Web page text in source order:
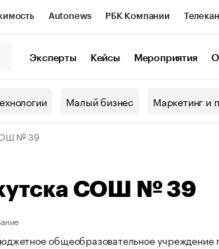
Autonews РБК Компании
Эксперты Кейсы Мероприятия О
Малый бизнес Маркетинг и
№ 39
СОШ № 39
общеобразовательное